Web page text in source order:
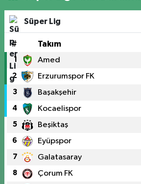
Süper Lig
# Takım
1 Amed
2 Erzurumspor FK
3 Başakşehir
4 Kocaelispor
5 Beşiktaş
6 Eyüpspor
7 Galatasaray
8 Çorum FK